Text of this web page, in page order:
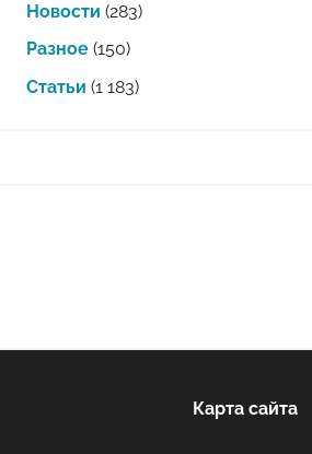
Новости (283)
Разное (150)
Статьи (1 183)
Карта сайта